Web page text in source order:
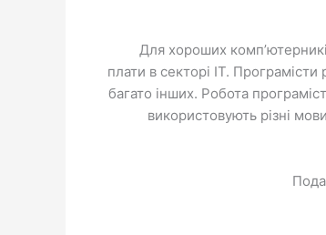
Для хороших
плати в секторі IT.
багато інших. Робота
використовують різні